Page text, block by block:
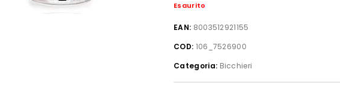
Esaurito
EAN: 8003512921155
COD: 106_7526900
Categoria: Bicchieri